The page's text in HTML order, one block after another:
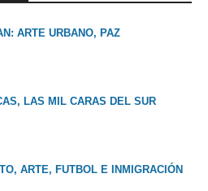
ARTE URBANO, PAZ
LAS MIL CARAS DEL SUR
ARTE, FUTBOL E INMIGRACIÓN